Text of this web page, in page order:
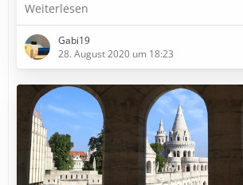
Weiterlesen
Gabi19
28. August 2020 um 18:23